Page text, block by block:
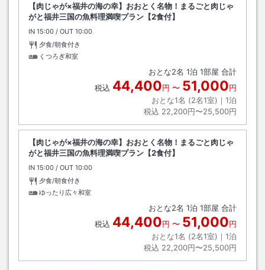
【肉じゃが×福井の海の幸】おおとく名物！まるごと肉じゃ
がと福井三国の魚料理満喫プラン【2食付】
IN チェックイン
15:00 / OUT チェックアウト
10:00
夕食/朝食付き
くつろぎ和室
おとな2名 1泊 1部屋 合計
税込 44,400円 〜 51,000円
おとな1名 (2名1室)｜ 1泊
税込 22,200円〜25,500円
【肉じゃが×福井の海の幸】おおとく名物！まるごと肉じゃ
がと福井三国の魚料理満喫プラン【2食付】
IN チェックイン
15:00 / OUT チェックアウト
10:00
夕食/朝食付き
ゆったり広々和室
おとな2名 1泊 1部屋 合計
税込 44,400円 〜 51,000円
おとな1名 (2名1室)｜ 1泊
税込 22,200円〜25,500円